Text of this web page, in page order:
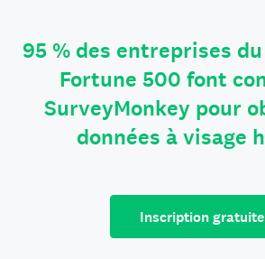
95 % des entreprises
Fortune 500 font
SurveyMonkey pour
données à visage
Inscription gratuite